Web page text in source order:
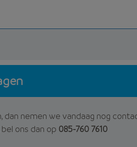
dan nemen we vandaag nog
ons dan op 085-760 7610